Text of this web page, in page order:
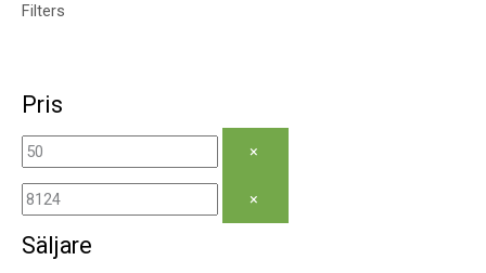
Filters
Pris
×
×
Säljare